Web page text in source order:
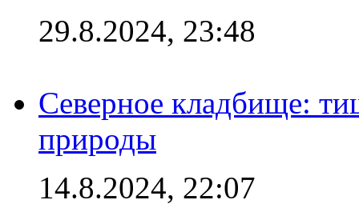
29.8.2024, 23:48
Северное кладбище:
природы
14.8.2024, 22:07